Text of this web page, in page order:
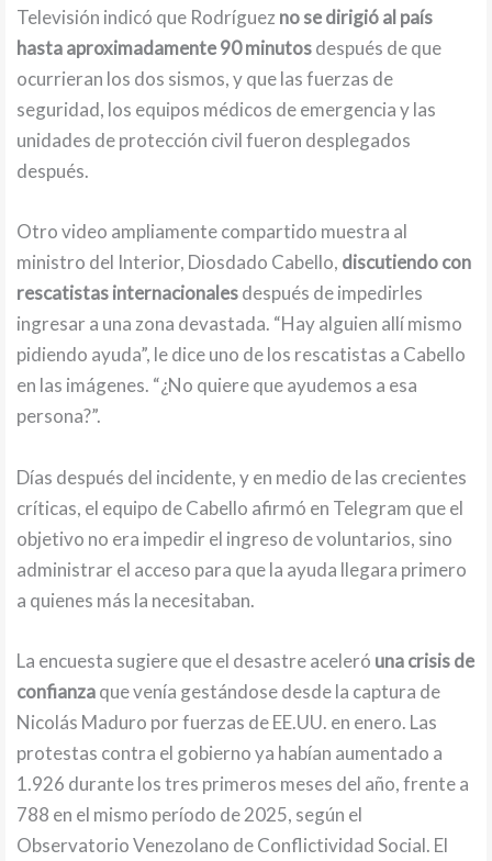
Televisión indicó que Rodríguez no se dirigió al país
hasta aproximadamente 90 minutosdespués de que
ocurrieran los dos sismos, y que las fuerzas de
seguridad, los equipos médicos de emergencia y las
unidades de protección civil fueron desplegados
después.
Otro video ampliamente compartido muestra al
ministro del Interior, Diosdado Cabello, discutiendo con
rescatistas internacionalesdespués de impedirles
ingresar a una zona devastada. “Hay alguien allí mismo
pidiendo ayuda”, le dice uno de los rescatistas a Cabello
en las imágenes. “¿No quiere que ayudemos a esa
persona?”.
Días después del incidente, y en medio de las crecientes
críticas, el equipo de Cabello afirmó en Telegram que el
objetivo no era impedir el ingreso de voluntarios, sino
administrar el acceso para que la ayuda llegara primero
a quienes más la necesitaban.
La encuesta sugiere que el desastre aceleró una crisis de
confianzaque venía gestándose desde la captura de
Nicolás Maduro por fuerzas de EE.UU. en enero. Las
protestas contra el gobierno ya habían aumentado a
1.926 durante los tres primeros meses del año, frente a
788 en el mismo período de 2025, según el
Observatorio Venezolano de Conflictividad Social. El